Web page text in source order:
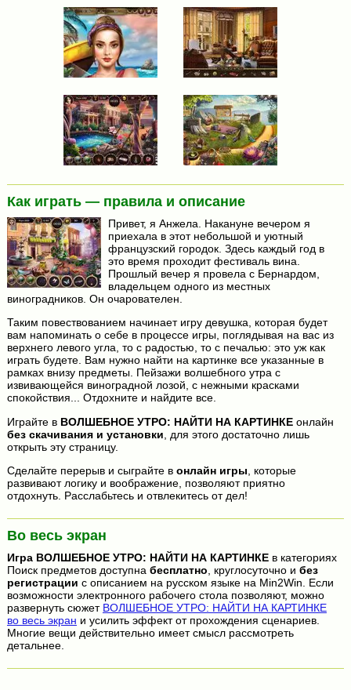
Как играть — правила и описание
Привет, я Анжела. Накануне вечером я
приехала в этот небольшой и уютный
французский городок. Здесь каждый год в
это время проходит фестиваль вина.
Прошлый вечер я провела с Бернардом,
владельцем одного из местных
виноградников. Он очарователен.
Таким повествованием начинает игру девушка, которая будет
вам напоминать о себе в процессе игры, поглядывая на вас из
верхнего левого угла, то с радостью, то с печалью: это уж как
играть будете. Вам нужно найти на картинке все указанные в
рамках внизу предметы. Пейзажи волшебного утра с
извивающейся виноградной лозой, с нежными красками
спокойствия... Отдохните и найдите все.
Играйте в ВОЛШЕБНОЕ УТРО: НАЙТИ НА КАРТИНКЕонлайн
без скачивания и установки , для этого достаточно лишь
открыть эту страницу.
Сделайте перерыв и сыграйте в онлайн игры , которые
развивают логику и воображение, позволяют приятно
отдохнуть. Расслабьтесь и отвлекитесь от дел!
Во весь экран
Игра ВОЛШЕБНОЕ УТРО: НАЙТИ НА КАРТИНКЕв категориях
Поиск предметов доступна бесплатно , круглосуточно и без
регистрации с описанием на русском языке на Min2Win. Если
возможности электронного рабочего стола позволяют, можно
развернуть сюжет ВОЛШЕБНОЕ УТРО: НАЙТИ НА КАРТИНКЕ
во весь экран и усилить эффект от прохождения сценариев.
Многие вещи действительно имеет смысл рассмотреть
детальнее.